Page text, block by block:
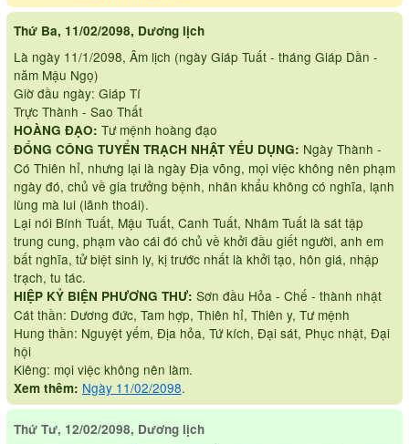
Thứ Ba, 11/02/2098, Dương lịch
Là ngày 11/1/2098, Âm lịch (ngày Giáp Tuất - tháng Giáp Dần -
năm Mậu Ngọ)
Giờ đầu ngày: Giáp Tí
Trực Thành - Sao Thất
HOÀNG ĐẠO: Tư mệnh hoàng đạo
ĐỔNG CÔNG TUYỂN TRẠCH NHẬT YẾU DỤNG: Ngày Thành -
Có Thiên hỉ, nhưng lại là ngày Địa võng, mọi việc không nên phạm
ngày đó, chủ về gia trưởng bệnh, nhân khẩu không có nghĩa, lạnh
lùng mà lui (lãnh thoái).
Lại nói Bính Tuất, Mậu Tuất, Canh Tuất, Nhâm Tuất là sát tập
trung cung, phạm vào cái đó chủ về khởi đầu giết người, anh em
bất nghĩa, tử biệt sinh ly, kị trước nhất là khởi tạo, hôn giá, nhập
trạch, tu tác.
HIỆP KỶ BIỆN PHƯƠNG THƯ: Sơn đầu Hỏa - Chế - thành nhật
Cát thần: Dương đức, Tam hợp, Thiên hỉ, Thiên y, Tư mệnh
Hung thần: Nguyệt yếm, Địa hỏa, Tứ kích, Đại sát, Phục nhật, Đại
hội
Kiêng: mọi việc không nên làm.
Xem thêm: Ngày 11/02/2098.
Thứ Tư, 12/02/2098, Dương lịch